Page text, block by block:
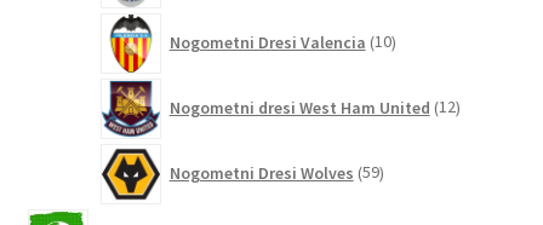
Nogometni Dresi Valencia 10izdelkov
Nogometni dresi West Ham United 12izdelkov
Nogometni Dresi Wolves 59izdelkov